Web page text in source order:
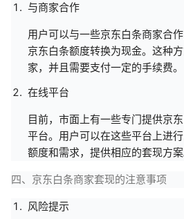
与商家合作
用户可以与一些京东白条商家合
京东白条额度转换为现金。这种
家，并且需要支付一定的手续费。
在线平台
目前，市面上有一些专门提供京
平台。用户可以在这些平台上进
额度和需求，提供相应的套现方案
四、京东白条商家套现的注意事项
风险提示